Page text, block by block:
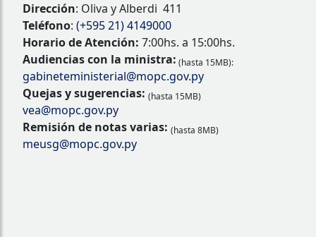
Dirección: Oliva y Alberdi 411
Teléfono: (+595 21) 4149000
Horario de Atención: 7:00hs. a 15:00hs.
Audiencias con la ministra: (hasta 15MB):
gabineteministerial@mopc.gov.py
Quejas y sugerencias: (hasta 15MB)
vea@mopc.gov.py
Remisión de notas varias: (hasta 8MB)
meusg@mopc.gov.py